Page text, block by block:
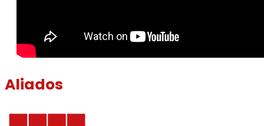
Aliados